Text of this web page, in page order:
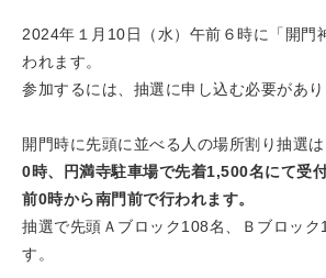
2024年１月10日（水）午前６時に「開門
われます。
参加するには、抽選に申し込む必要があり
開門時に先頭に並べる人の場所割り抽選は
0時、円満寺駐車場で先着1,500名にて受
前0時から南門前で行われます。
抽選で先頭Ａブロック108名、Ｂブロック
す。